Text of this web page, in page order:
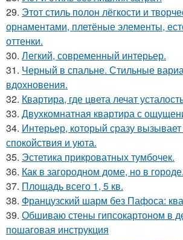
29. Этот стиль полон лёгкости и
орнаментами, плетёные элементы,
оттенки.
30. Легкий, современный интерьер.
31. Черный в спальне. Стильные
вдохновения.
32. Квартира, где цвета лечат
33. Двухкомнатная квартира с
34. Интерьер, который сразу
спокойствия и уюта.
35. Эстетика прикроватных тумбочек.
36. Как в загородном доме, но в городе.
37. Площадь всего 1, 5 кв.
38. Французский шарм без Пафоса:
39. Обшиваю стены гипсокартоном в
пошаговая инструкция